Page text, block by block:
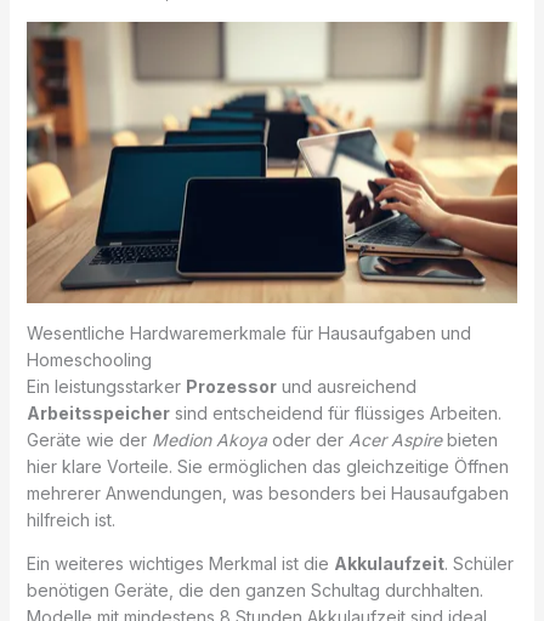
Wesentliche Hardwaremerkmale für Hausaufgaben und
Homeschooling
Ein leistungsstarker Prozessorund ausreichend
Arbeitsspeichersind entscheidend für flüssiges Arbeiten.
Geräte wie der Medion Akoyaoder der Acer Aspirebieten
hier klare Vorteile. Sie ermöglichen das gleichzeitige Öffnen
mehrerer Anwendungen, was besonders bei Hausaufgaben
hilfreich ist.
Ein weiteres wichtiges Merkmal ist die Akkulaufzeit. Schüler
benötigen Geräte, die den ganzen Schultag durchhalten.
Modelle mit mindestens 8 Stunden Akkulaufzeit sind ideal.